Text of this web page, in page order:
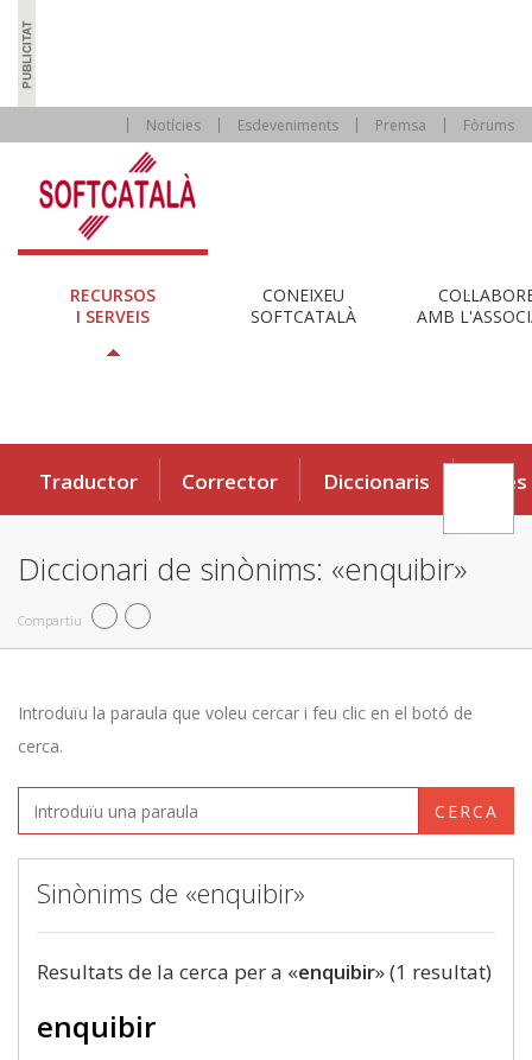
Notícies Esdeveniments Premsa Fòrums
RECURSOS
I SERVEIS
CONEIXEU
SOFTCATALÀ
AMB
Traductor Corrector Diccionaris Eines
Diccionari de sinònims: «enquibir»
Compartiu
Introduïu la paraula que voleu cercar i feu clic en el botó de
cerca.
CERCA
Sinònims de «enquibir»
Resultats de la cerca per a «enquibir» (1 resultat)
enquibir